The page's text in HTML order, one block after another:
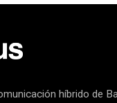
híbrido de